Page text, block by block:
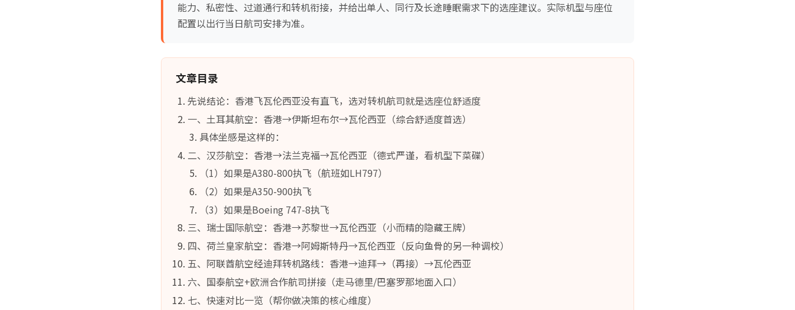
能力、私密性、过道通行和转机衔接，并给出单人、同行及长途睡眠需求下的选座建议。实际机型与座位
配置以出行当日航司安排为准。
文章目录
先说结论：香港飞瓦伦西亚没有直飞，选对转机航司就是选座位舒适度
一、土耳其航空：香港→伊斯坦布尔→瓦伦西亚（综合舒适度首选）
具体坐感是这样的：
二、汉莎航空：香港→法兰克福→瓦伦西亚（德式严谨，看机型下菜碟）
（1）如果是A380-800执飞（航班如LH797）
（2）如果是A350-900执飞
（3）如果是Boeing 747-8执飞
三、瑞士国际航空：香港→苏黎世→瓦伦西亚（小而精的隐藏王牌）
四、荷兰皇家航空：香港→阿姆斯特丹→瓦伦西亚（反向鱼骨的另一种调校）
五、阿联酋航空经迪拜转机路线：香港→迪拜→（再接）→瓦伦西亚
六、国泰航空+欧洲合作航司拼接（走马德里/巴塞罗那地面入口）
七、快速对比一览（帮你做决策的核心维度）